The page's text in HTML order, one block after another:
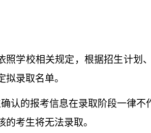
照学校相关规定，根据招生计划
拟录取名单。
认的报考信息在录取阶段一律
的考生将无法录取。